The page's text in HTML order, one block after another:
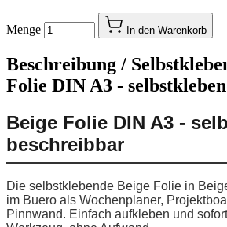
Menge In den Warenkorb
Beschreibung /
Folie DIN A3 -
Beige Folie DIN A3 -
beschreibbar
Die selbstklebende Beige Folie in
im Buero als Wochenplaner,
Pinnwand. Einfach aufkleben und